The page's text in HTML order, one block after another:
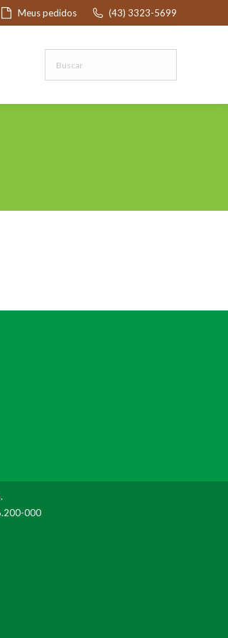
Meus pedidos (43) 3323-5699
000